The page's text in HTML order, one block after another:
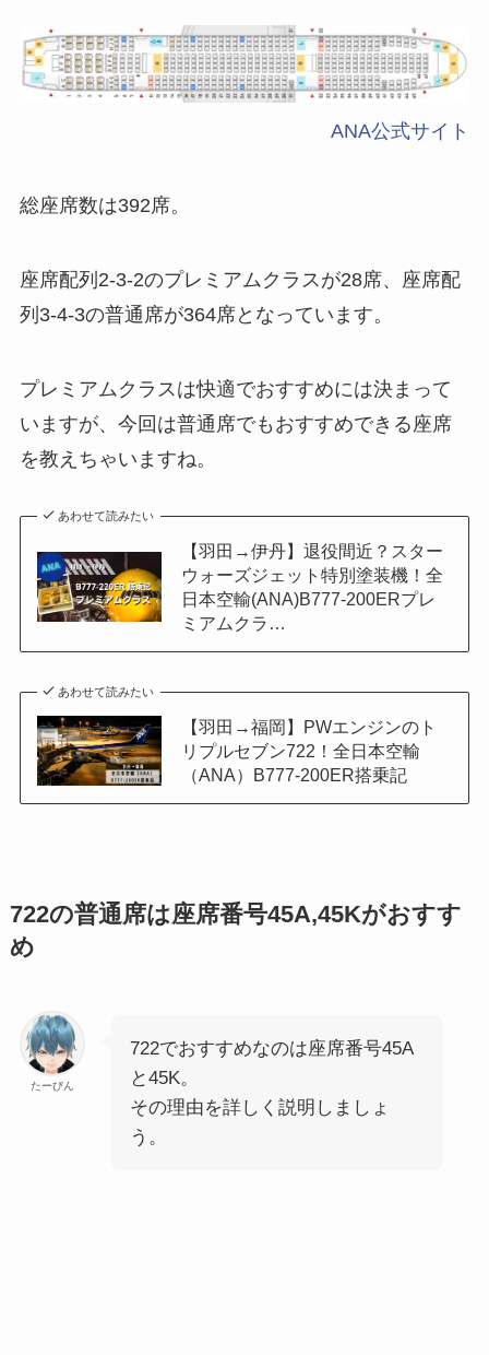
ANA公式サイト
総座席数は392席。
座席配列2-3-2のプレミアムクラスが28席、座席配
列3-4-3の普通席が364席となっています。
プレミアムクラスは快適でおすすめには決まって
いますが、今回は普通席でもおすすめできる座席
を教えちゃいますね。
あわせて読みたい
【羽田→伊丹】退役間近？スター
ウォーズジェット特別塗装機！全
日本空輸(ANA)B777-200ERプレ
ミアムクラ…
あわせて読みたい
【羽田→福岡】PWエンジンのト
リプルセブン722！全日本空輸
（ANA）B777-200ER搭乗記
722の普通席は座席番号45A,45Kがおすす
め
たーびん
722でおすすめなのは座席番号45A
と45K。
その理由を詳しく説明しましょ
う。